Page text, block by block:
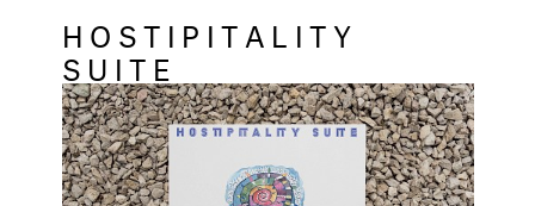
HOSTIPITALITY
SUITE